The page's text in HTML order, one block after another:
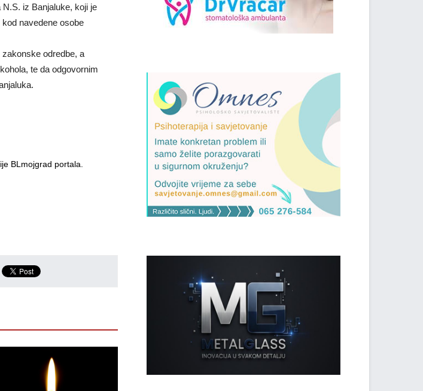
iz Banjaluke, koji je
navedene osobe
odredbe, a
te da odgovornim
BLmojgrad portala.